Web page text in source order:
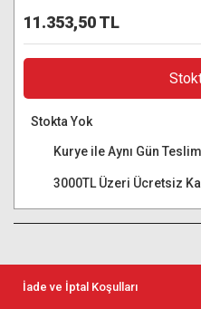
11.353,50 TL
Stokta Yok
Kurye ile Aynı Gün
3000TL Üzeri Ücretsiz
İade ve İptal Koşulları